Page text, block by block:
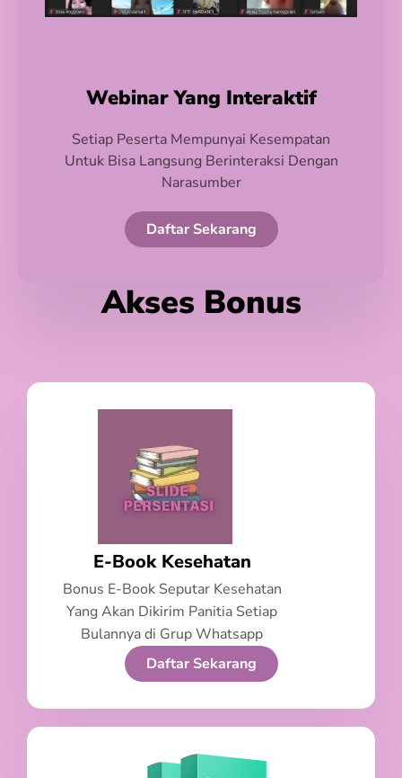
Webinar Yang Interaktif
Setiap Peserta Mempunyai Kesempatan
Untuk Bisa Langsung Berinteraksi Dengan
Narasumber
Daftar Sekarang
Akses Bonus
E-Book Kesehatan
Bonus E-Book Seputar Kesehatan
Yang Akan Dikirim Panitia Setiap
Bulannya di Grup Whatsapp
Daftar Sekarang